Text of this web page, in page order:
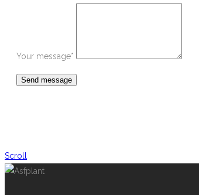
Your message*
Scroll